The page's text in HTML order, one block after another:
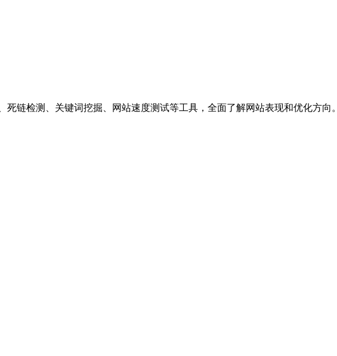
链检测、关键词挖掘、网站速度测试等工具，全面了解网站表现和优化方向。